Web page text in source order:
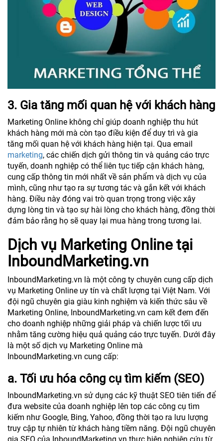
3. Gia tăng mối quan hệ với khách hàng
Marketing Online không chỉ giúp doanh nghiệp thu hút
khách hàng mới mà còn tạo điều kiện để duy trì và gia
tăng mối quan hệ với khách hàng hiện tại. Qua email
marketing, các chiến dịch gửi thông tin và quảng cáo trực
tuyến, doanh nghiệp có thể liên tục tiếp cận khách hàng,
cung cấp thông tin mới nhất về sản phẩm và dịch vụ của
mình, cũng như tạo ra sự tương tác và gắn kết với khách
hàng. Điều này đóng vai trò quan trọng trong việc xây
dựng lòng tin và tạo sự hài lòng cho khách hàng, đồng thời
đảm bảo rằng họ sẽ quay lại mua hàng trong tương lai.
Dịch vụ Marketing Online tại
InboundMarketing.vn
InboundMarketing.vn là một công ty chuyên cung cấp dịch
vụ Marketing Online uy tín và chất lượng tại Việt Nam. Với
đội ngũ chuyên gia giàu kinh nghiệm và kiến thức sâu về
Marketing Online, InboundMarketing.vn cam kết đem đến
cho doanh nghiệp những giải pháp và chiến lược tối ưu
nhằm tăng cường hiệu quả quảng cáo trực tuyến. Dưới đây
là một số dịch vụ Marketing Online mà
InboundMarketing.vn cung cấp:
a. Tối ưu hóa công cụ tìm kiếm (SEO)
InboundMarketing.vn sử dụng các kỹ thuật SEO tiên tiến để
đưa website của doanh nghiệp lên top các công cụ tìm
kiếm như Google, Bing, Yahoo, đồng thời tạo ra lưu lượng
truy cập tự nhiên từ khách hàng tiềm năng. Đội ngũ chuyên